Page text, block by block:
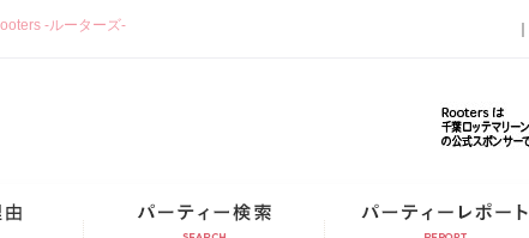
-ルーターズ-